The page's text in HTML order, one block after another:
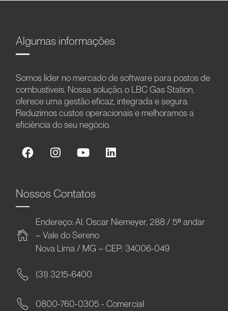
Algumas informações
Somos líder no mercado de software para postos de
combustíveis. Nossa solução, o LBC Gas Station,
oferece uma gestão eficaz, integrada e segura.
Reduzimos custos operacionais e melhoramos a
eficiência do seu negócio.
Nossos Contatos
Endereço: Al. Oscar Niemeyer, 288 / 5º andar
– Vale do Sereno
Nova Lima / MG – CEP: 34006-049
(31) 3215-6400
0800-760-0305 - Comercial